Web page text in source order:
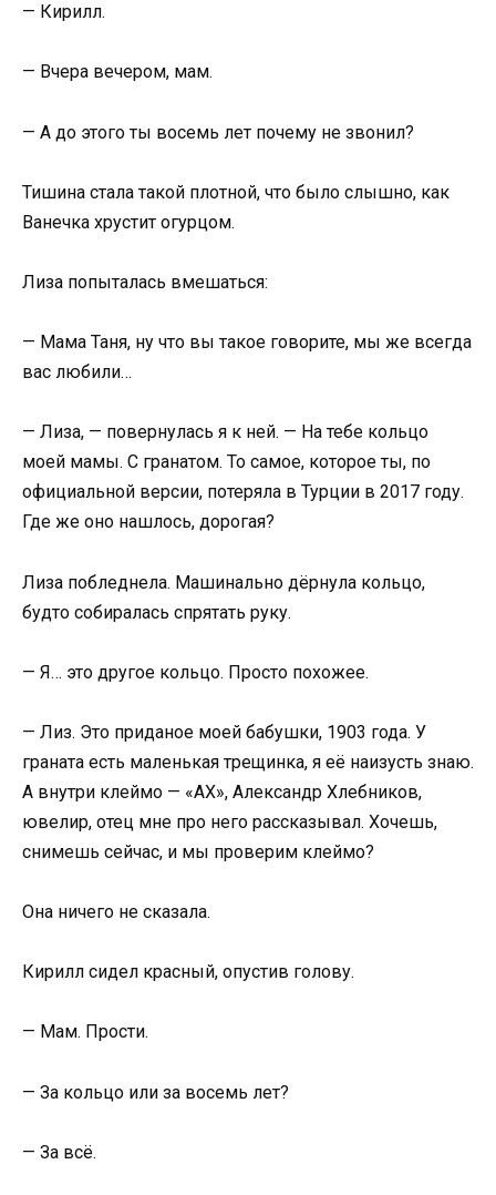
— Кирилл.
— Вчера вечером, мам.
— А до этого ты восемь лет почему не звонил?
Тишина стала такой плотной, что было слышно, как
Ванечка хрустит огурцом.
Лиза попыталась вмешаться:
— Мама Таня, ну что вы такое говорите, мы же всегда
вас любили…
— Лиза, — повернулась я к ней. — На тебе кольцо
моей мамы. С гранатом. То самое, которое ты, по
официальной версии, потеряла в Турции в 2017 году.
Где же оно нашлось, дорогая?
Лиза побледнела. Машинально дёрнула кольцо,
будто собиралась спрятать руку.
— Я… это другое кольцо. Просто похожее.
— Лиз. Это приданое моей бабушки, 1903 года. У
граната есть маленькая трещинка, я её наизусть знаю.
А внутри клеймо — «АХ», Александр Хлебников,
ювелир, отец мне про него рассказывал. Хочешь,
снимешь сейчас, и мы проверим клеймо?
Она ничего не сказала.
Кирилл сидел красный, опустив голову.
— Мам. Прости.
— За кольцо или за восемь лет?
— За всё.